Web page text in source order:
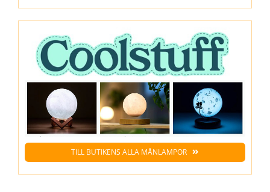
TILL BUTIKENS ALLA MÅNLAMPOR